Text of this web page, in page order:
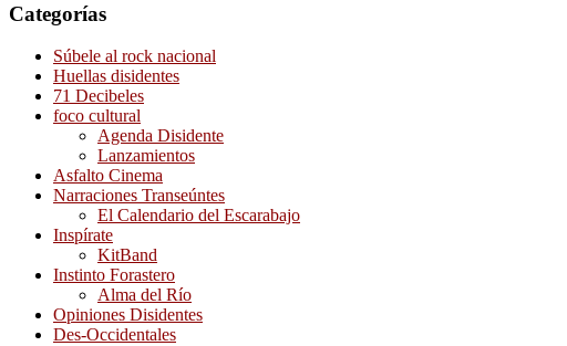
Categorías
Súbele al rock nacional
Huellas disidentes
71 Decibeles
foco cultural
Agenda Disidente
Lanzamientos
Asfalto Cinema
Narraciones Transeúntes
El Calendario del Escarabajo
Inspírate
KitBand
Instinto Forastero
Alma del Río
Opiniones Disidentes
Des-Occidentales